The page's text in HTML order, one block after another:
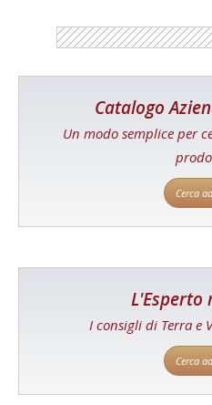
Catalogo
Un modo semplice per
Cerca
L'Esperto
I consigli di Terra e
Cerca